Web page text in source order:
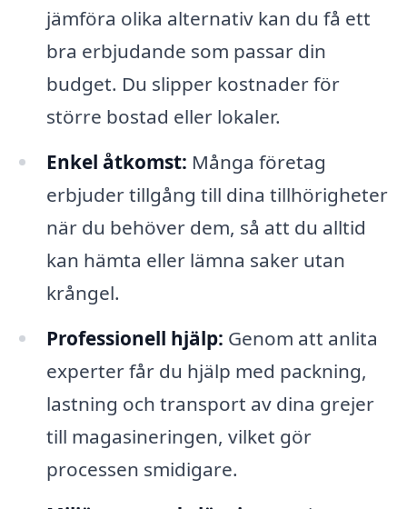
jämföra olika alternativ kan du få ett
bra erbjudande som passar din
budget. Du slipper kostnader för
större bostad eller lokaler.
Enkel åtkomst: Många företag
erbjuder tillgång till dina tillhörigheter
när du behöver dem, så att du alltid
kan hämta eller lämna saker utan
krångel.
Professionell hjälp: Genom att anlita
experter får du hjälp med packning,
lastning och transport av dina grejer
till magasineringen, vilket gör
processen smidigare.